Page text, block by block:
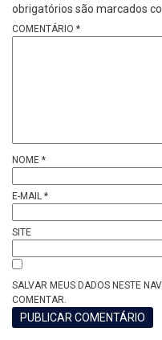
obrigatórios são marcados
COMENTÁRIO *
NOME *
E-MAIL *
SITE
SALVAR MEUS DADOS NESTE
COMENTAR.